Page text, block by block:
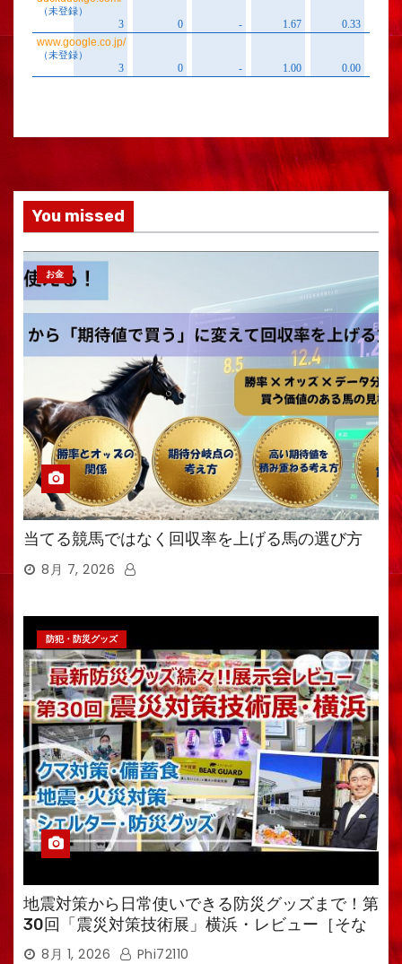
You missed
お金
当てる競馬ではなく回収率を上げる馬の選び方
8月 7, 2026
防犯・防災グッズ
地震対策から日常使いできる防災グッズまで！第
30回「震災対策技術展」横浜・レビュー［そな
えるTV・高荷智也］
8月 1, 2026 Phi72110